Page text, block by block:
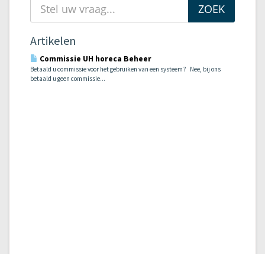
Artikelen
Commissie UH horeca Beheer
Betaald u commissie voor het gebruiken van een systeem? Nee, bij ons
betaald u geen commissie...